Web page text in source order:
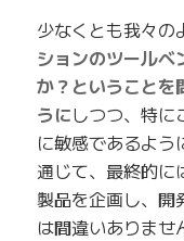
少なくとも我々の
ションのツールベ
か？ということを
うにしつつ、特に
に敏感であるよう
通じて、最終的に
製品を企画し、開
は間違いありませ